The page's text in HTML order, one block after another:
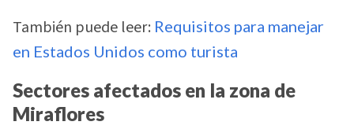
También puede leer: Requisitos para manejar
en Estados Unidos como turista
Sectores afectados en la zona de
Miraflores